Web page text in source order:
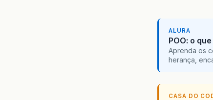
ALURA
POO: o
Aprenda os
herança,
CASA DO